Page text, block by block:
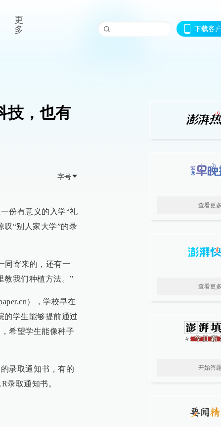
更
多
下载客
技，也有
字号
份有意义的入学“礼
叹“别人家大学”的录
同寄来的，还有一
教我们种植方法。”
），学校早在
的学生能够提前通过
希望学生能像种子
录取通知书，有的
录取通知书。
查看更多
查看更多
开始答题